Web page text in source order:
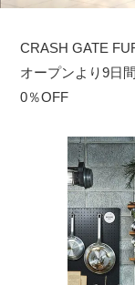
CRASH GATE
オープンより9日
0％OFF